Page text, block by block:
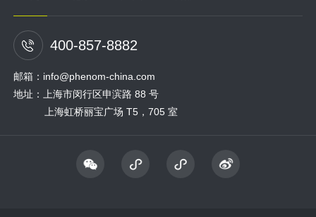
400-857-8882
邮箱：info@phenom-china.com
地址：上海市闵行区申滨路 88 号
上海虹桥丽宝广场 T5，705 室